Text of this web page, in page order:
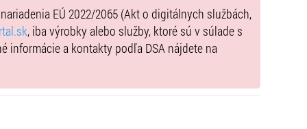
EÚ 2022/2065 (Akt o digitálnych službách,
, iba výrobky alebo služby, ktoré sú v súlade s
informácie a kontakty podľa DSA nájdete na